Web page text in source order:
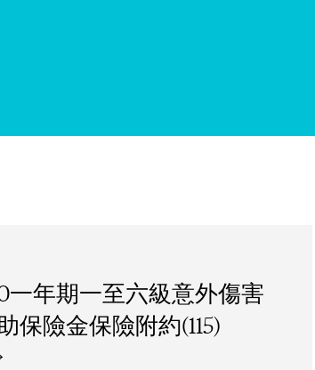
一年期一至六級意外傷害
保險金保險附約(115)